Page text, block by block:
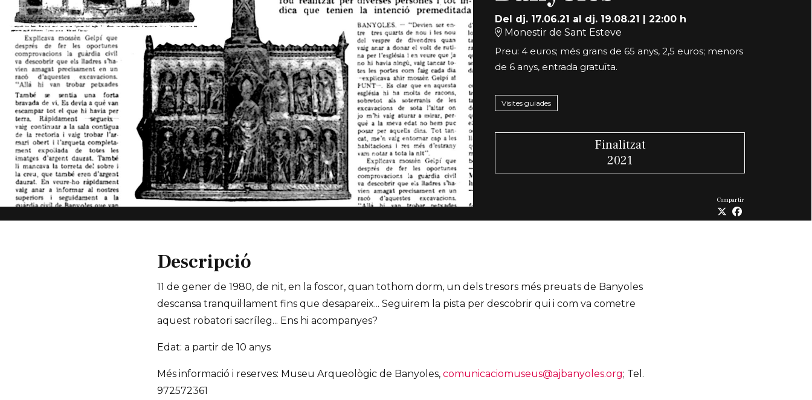
Del dj. 17.06.21 al dj. 19.08.21
22:00 h
Monestir de Sant Esteve
Preu: 4 euros; més grans de 65 anys, 2,5 euros; menors
de 6 anys, entrada gratuïta.
Visites guiades
Finalitzat
2021
Compartir
Descripció
11 de gener de 1980, de nit, en la foscor, quan tothom dorm, un dels tresors més preuats de Banyoles
descansa tranquil·lament fins que desapareix... Seguirem la pista per descobrir qui i com va cometre
aquest robatori sacríleg... Ens hi acompanyes?
Edat: a partir de 10 anys
Més informació i reserves: Museu Arqueològic de Banyoles,comunicaciomuseus@ajbanyoles.org; Tel.
972572361